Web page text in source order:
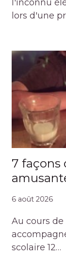
l'inconnu
lors d'une
7 façons
6 août 2026
Au cours
scolaire 12…